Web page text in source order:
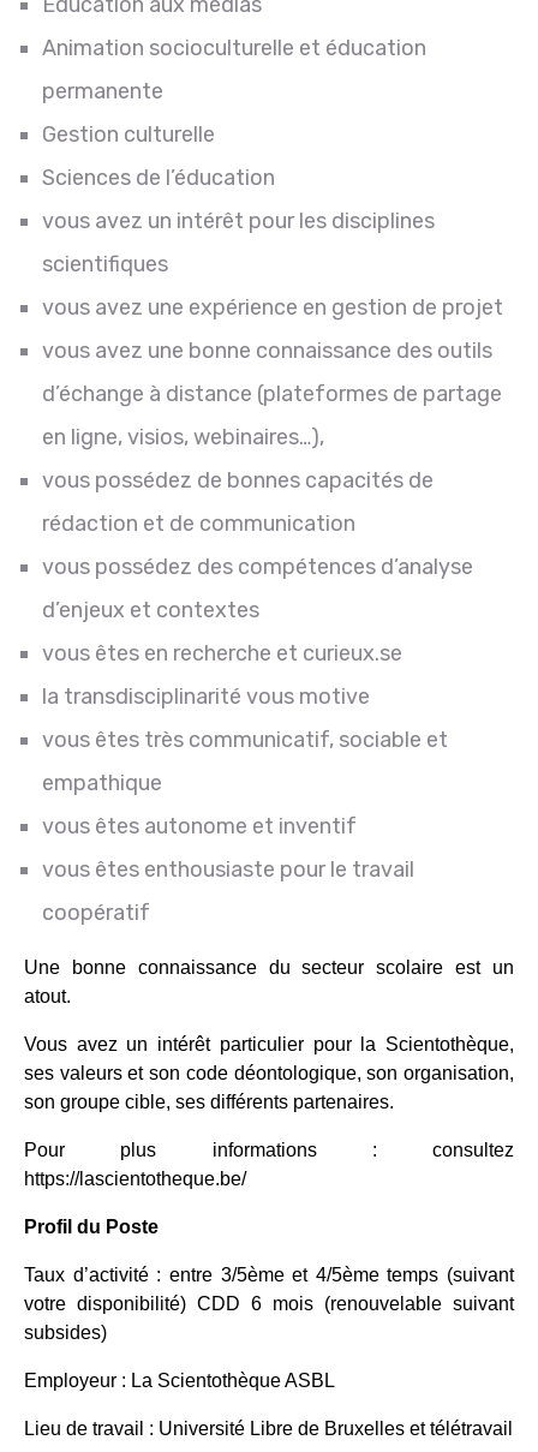
Animation socioculturelle et éducation
permanente
Gestion culturelle
Sciences de l’éducation
vous avez un intérêt pour les disciplines
scientifiques
vous avez une expérience en gestion de projet
vous avez une bonne connaissance des outils
d’échange à distance (plateformes de partage
en ligne, visios, webinaires…),
vous possédez de bonnes capacités de
rédaction et de communication
vous possédez des compétences d’analyse
d’enjeux et contextes
vous êtes en recherche et curieux.se
la transdisciplinarité vous motive
vous êtes très communicatif, sociable et
empathique
vous êtes autonome et inventif
vous êtes enthousiaste pour le travail
coopératif
Une bonne connaissance du secteur scolaire est un
atout.
Vous avez un intérêt particulier pour la Scientothèque,
ses valeurs et son code déontologique, son organisation,
son groupe cible, ses différents partenaires.
Pour plus informations : consultez
https://lascientotheque.be/
Profil du Poste
Taux d’activité : entre 3/5ème et 4/5ème temps (suivant
votre disponibilité) CDD 6 mois (renouvelable suivant
subsides)
Employeur : La Scientothèque ASBL
Lieu de travail : Université Libre de Bruxelles et télétravail